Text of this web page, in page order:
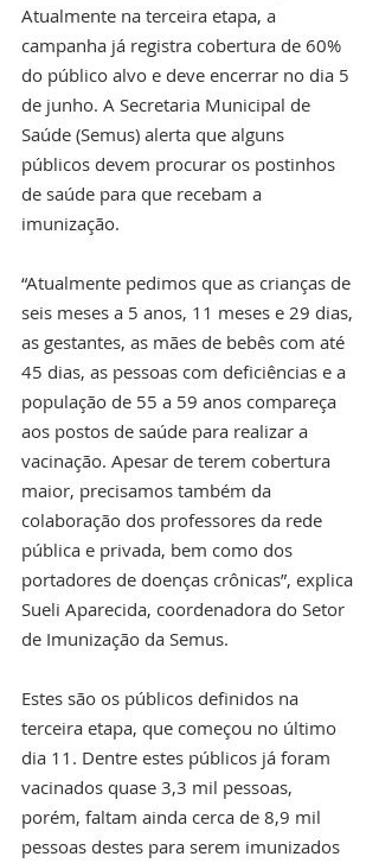
Atualmente na terceira etapa, a
campanha já registra cobertura de 60%
do público alvo e deve encerrar no dia 5
de junho. A Secretaria Municipal de
Saúde (Semus) alerta que alguns
públicos devem procurar os postinhos
de saúde para que recebam a
imunização.
“Atualmente pedimos que as crianças de
seis meses a 5 anos, 11 meses e 29 dias,
as gestantes, as mães de bebês com até
45 dias, as pessoas com deficiências e a
população de 55 a 59 anos compareça
aos postos de saúde para realizar a
vacinação. Apesar de terem cobertura
maior, precisamos também da
colaboração dos professores da rede
pública e privada, bem como dos
portadores de doenças crônicas”, explica
Sueli Aparecida, coordenadora do Setor
de Imunização da Semus.
Estes são os públicos definidos na
terceira etapa, que começou no último
dia 11. Dentre estes públicos já foram
vacinados quase 3,3 mil pessoas,
porém, faltam ainda cerca de 8,9 mil
pessoas destes para serem imunizados